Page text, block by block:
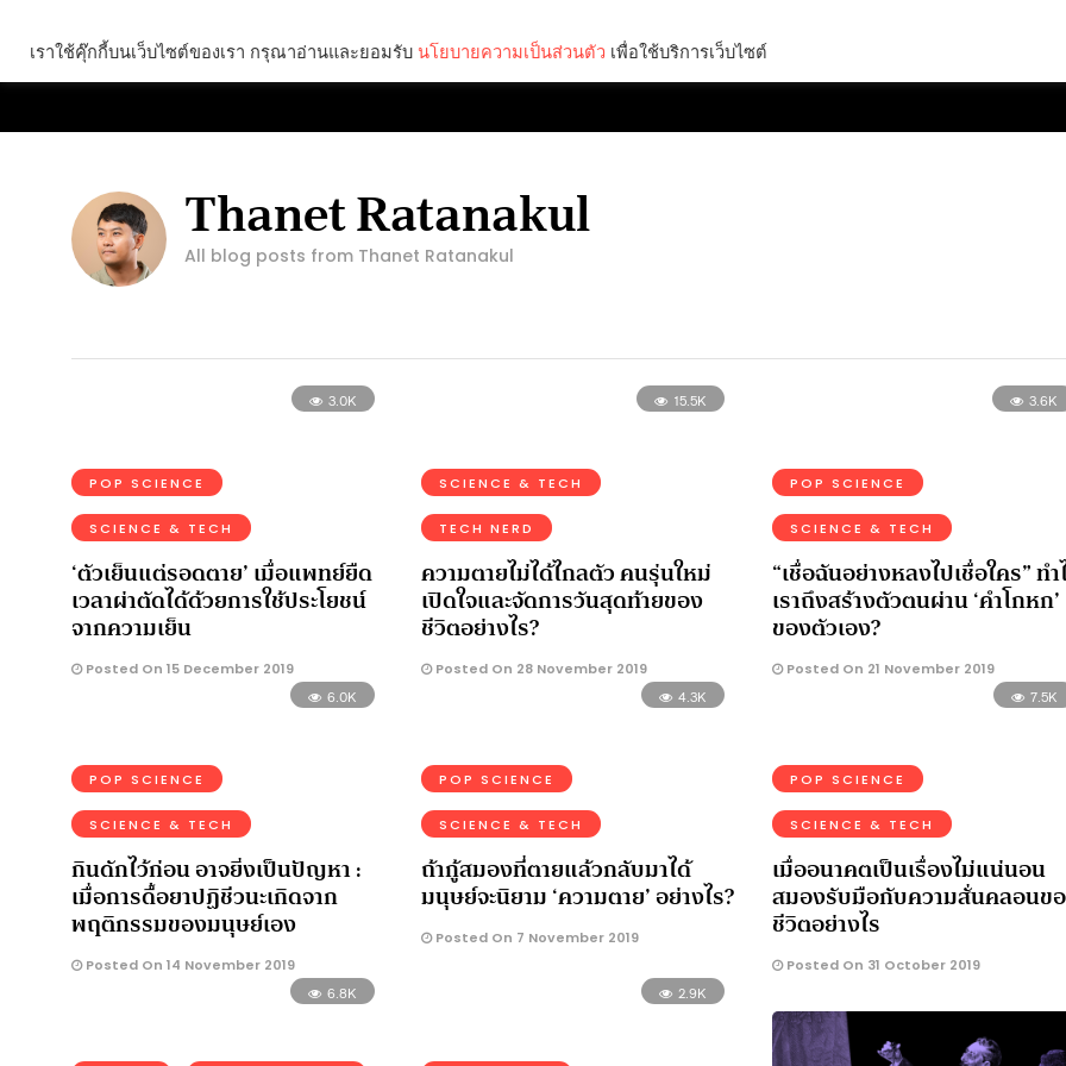
Thanet Ratanakul
All blog posts from Thanet Ratanakul
3.0K
POP SCIENCE
SCIENCE & TECH
‘ตัวเย็นแต่รอดตาย’ เมื่อแพทย์ยืด
เวลาผ่าตัดได้ด้วยการใช้ประโยชน์
จากความเย็น
Posted On 15 December 2019
15.5K
SCIENCE & TECH
TECH NERD
ความตายไม่ได้ไกลตัว คนรุ่นใหม่
เปิดใจและจัดการวันสุดท้ายของ
ชีวิตอย่างไร?
Posted On 28 November 2019
3.6K
POP SCIENCE
SCIENCE & TECH
“เชื่อฉันอย่างหลงไปเชื่อใคร” ทำ
เราถึงสร้างตัวตนผ่าน ‘คำโกหก’
ของตัวเอง?
Posted On 21 November 2019
6.0K
POP SCIENCE
SCIENCE & TECH
กินดักไว้ก่อน อาจยิ่งเป็นปัญหา :
เมื่อการดื้อยาปฏิชีวนะเกิดจาก
พฤติกรรมของมนุษย์เอง
Posted On 14 November 2019
4.3K
POP SCIENCE
SCIENCE & TECH
ถ้ากู้สมองที่ตายแล้วกลับมาได้
มนุษย์จะนิยาม ‘ความตาย’ อย่างไร?
Posted On 7 November 2019
7.5K
POP SCIENCE
SCIENCE & TECH
เมื่ออนาคตเป็นเรื่องไม่แน่นอน
สมองรับมือกับความสั่นคลอนข
ชีวิตอย่างไร
Posted On 31 October 2019
6.8K
2.9K
เราใช้คุ๊กกี้บนเว็บไซต์ของเรา กรุณาอ่านและยอมรับ นโยบายความเป็นส่วนตัว เพื่อใช้บริการเว็บไซต์